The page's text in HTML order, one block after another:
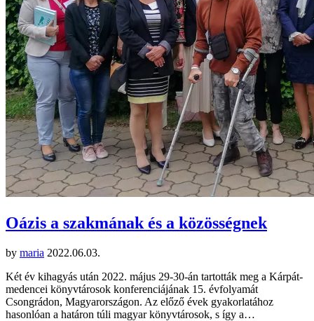
Oázis a szakmának és a közösségnek
by maria 2022.06.03.
Két év kihagyás után 2022. május 29-30-án tartották meg a Kárpát-
medencei könyvtárosok konferenciájának 15. évfolyamát
Csongrádon, Magyarországon. Az előző évek gyakorlatához
hasonlóan a határon túli magyar könyvtárosok, s így a…